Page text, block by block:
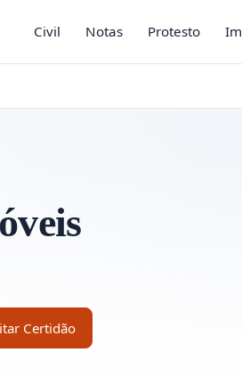
Civil Notas Protesto
Certidão